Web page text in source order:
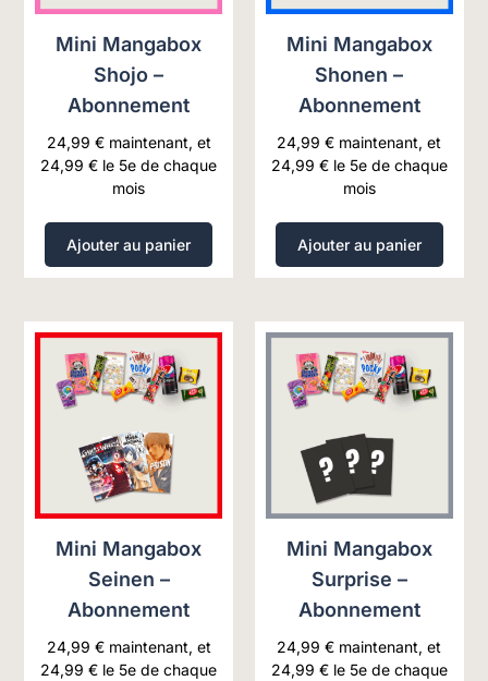
Mini Mangabox
Shojo –
Abonnement
24,99 € maintenant, et
24,99€ le 5e de chaque
mois
Ajouter au panier
Mini Mangabox
Shonen –
Abonnement
24,99€ maintenant, et
24,99 € le 5e de chaque
mois
Ajouter au panier
Mini Mangabox
Seinen –
Abonnement
24,99 € maintenant, et
24,99€ le 5e de chaque
Mini Mangabox
Surprise –
Abonnement
24,99€ maintenant, et
24,99 € le 5e de chaque